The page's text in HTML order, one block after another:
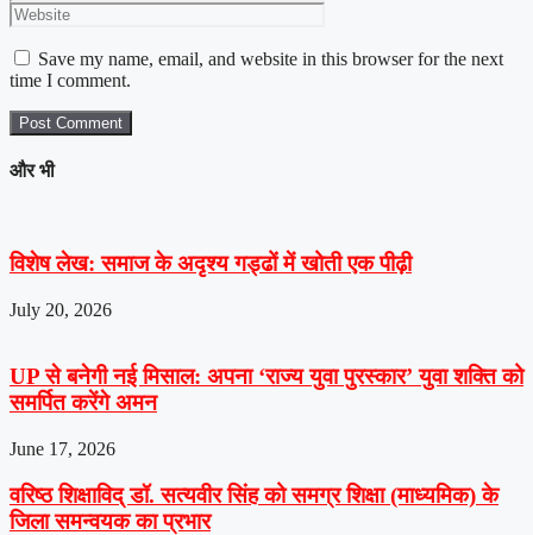
Save my name, email, and website in this browser for the next
time I comment.
और भी
विशेष लेख: समाज के अदृश्य गड्ढों में खोती एक पीढ़ी
July 20, 2026
UP से बनेगी नई मिसाल: अपना ‘राज्य युवा पुरस्कार’ युवा शक्ति को
समर्पित करेंगे अमन
June 17, 2026
वरिष्ठ शिक्षाविद् डॉ. सत्यवीर सिंह को समग्र शिक्षा (माध्यमिक) के
जिला समन्वयक का प्रभार